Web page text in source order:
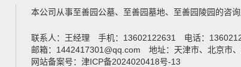
本公司从事至善园公墓、 至善园墓地、 至善园陵园的咨
联系人：王经理 手机：13602122631 电话：
邮箱：1442417301@qq.com 地址：天津市、北京市
网站备案号：津ICP备2024020418号-13